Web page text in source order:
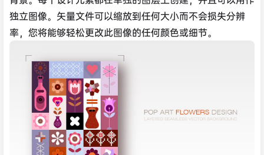
独立图像。矢量文件可以缩放到任何大小而不会损失分辨
率，您将能够轻松更改此图像的任何颜色或细节。